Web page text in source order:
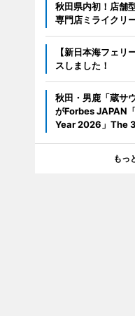
秋田県内初！店舗
専門店ミライクリ
【新日本海フェリ
スしました！
秋田・男鹿「蔵サ
がForbes JAPAN
Year 2026」The
もっ